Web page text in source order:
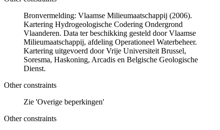
Bronvermelding: Vlaamse Milieumaatschappij (2006).
Kartering Hydrogeologische Codering Ondergrond
Vlaanderen. Data ter beschikking gesteld door Vlaamse
Milieumaatschappij, afdeling Operationeel Waterbeheer.
Kartering uitgevoerd door Vrije Universiteit Brussel,
Soresma, Haskoning, Arcadis en Belgische Geologische
Dienst.
Other constraints
Zie 'Overige beperkingen'
Other constraints